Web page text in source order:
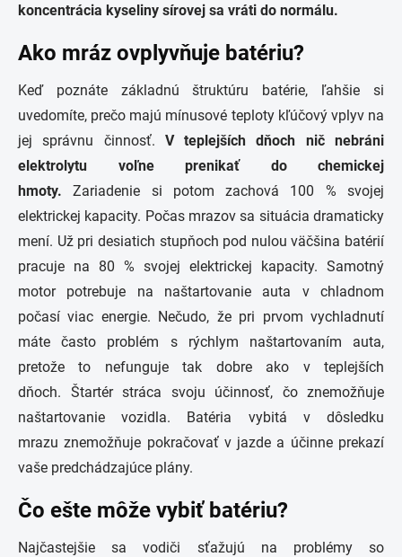
koncentrácia kyseliny sírovej sa vráti do normálu.
Ako mráz ovplyvňuje batériu?
Keď poznáte základnú štruktúru batérie, ľahšie si
uvedomíte, prečo majú mínusové teploty kľúčový vplyv na
jej správnu činnosť. V teplejších dňoch nič nebráni
elektrolytu voľne prenikať do chemickej
hmoty.Zariadenie si potom zachová 100 % svojej
elektrickej kapacity. Počas mrazov sa situácia dramaticky
mení. Už pri desiatich stupňoch pod nulou väčšina batérií
pracuje na 80 % svojej elektrickej kapacity. Samotný
motor potrebuje na naštartovanie auta v chladnom
počasí viac energie. Nečudo, že pri prvom vychladnutí
máte často problém s rýchlym naštartovaním auta,
pretože to nefunguje tak dobre ako v teplejších
dňoch. Štartér stráca svoju účinnosť, čo znemožňuje
naštartovanie vozidla. Batéria vybitá v dôsledku
mrazuznemožňuje pokračovať v jazde a účinne prekazí
vaše predchádzajúce plány.
Čo ešte môže vybiť batériu?
Najčastejšie sa vodiči sťažujú na problémy so